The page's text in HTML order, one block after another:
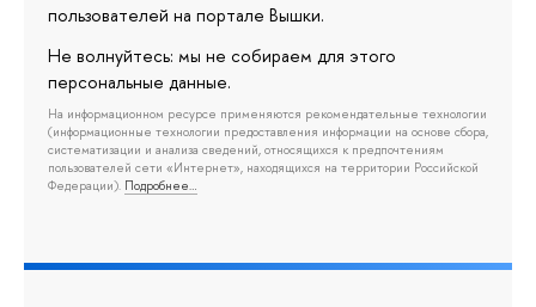
пользователей на портале Вышки.
Не волнуйтесь: мы не собираем для этого
персональные данные.
На информационном ресурсе применяются рекомендательные технологии
(информационные технологии предоставления информации на основе сбора,
систематизации и анализа сведений, относящихся к предпочтениям
пользователей сети «Интернет», находящихся на территории Российской
Федерации). Подробнее…